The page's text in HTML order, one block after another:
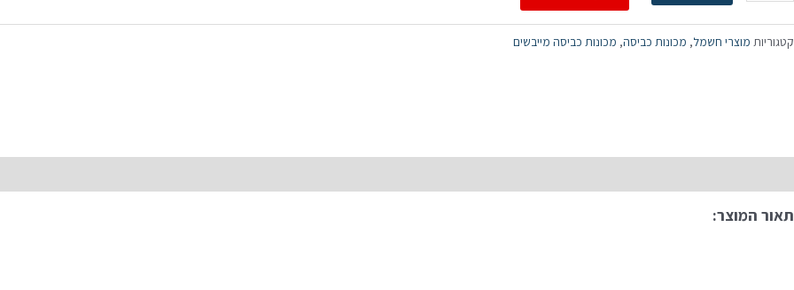
קטגוריות מוצרי חשמל, מכונות כביסה, מכונות כביסה מייבשים
תאור המוצר: